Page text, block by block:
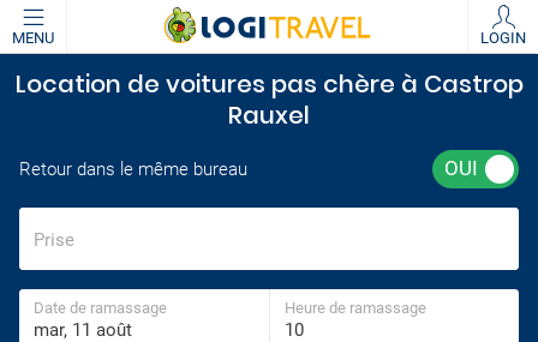
MENU LOGIN
Location de voitures pas chère à Castrop
Rauxel
Retour dans le même bureau
Prise
Date de ramassage Heure de ramassage